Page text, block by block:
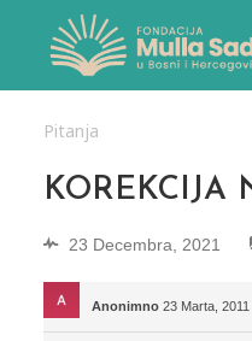
Pitanja
KOREKCIJA
23 Decembra, 2021
Anonimno 23 Marta, 2011